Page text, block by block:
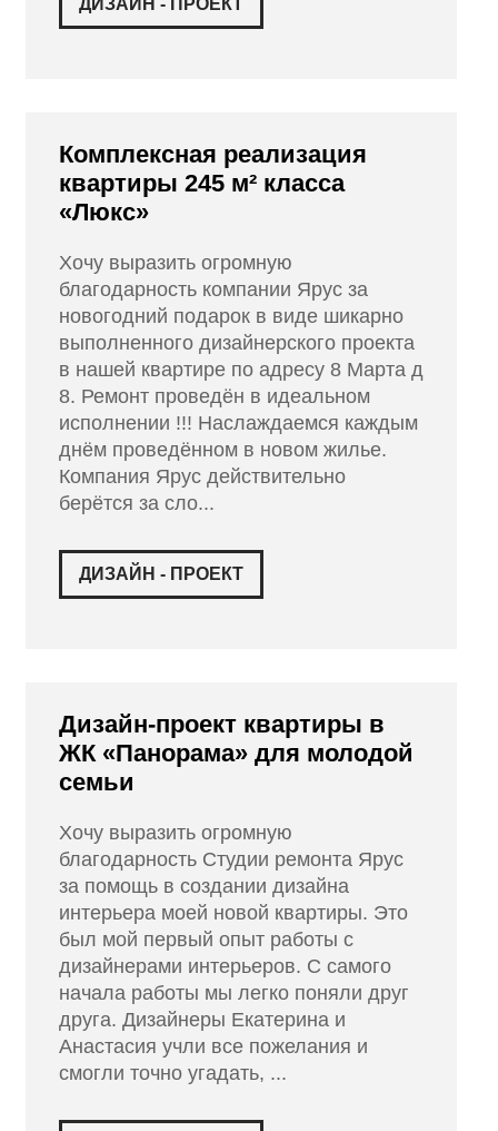
ДИЗАЙН - ПРОЕКТ
Комплексная реализация
квартиры 245 м² класса
«Люкс»
Хочу выразить огромную
благодарность компании Ярус за
новогодний подарок в виде шикарно
выполненного дизайнерского проекта
в нашей квартире по адресу 8 Марта д
8. Ремонт проведён в идеальном
исполнении !!! Наслаждаемся каждым
днём проведённом в новом жилье.
Компания Ярус действительно
берётся за сло...
ДИЗАЙН - ПРОЕКТ
Дизайн-проект квартиры в
ЖК «Панорама» для молодой
семьи
Хочу выразить огромную
благодарность Студии ремонта Ярус
за помощь в создании дизайна
интерьера моей новой квартиры. Это
был мой первый опыт работы с
дизайнерами интерьеров. С самого
начала работы мы легко поняли друг
друга. Дизайнеры Екатерина и
Анастасия учли все пожелания и
смогли точно угадать, ...